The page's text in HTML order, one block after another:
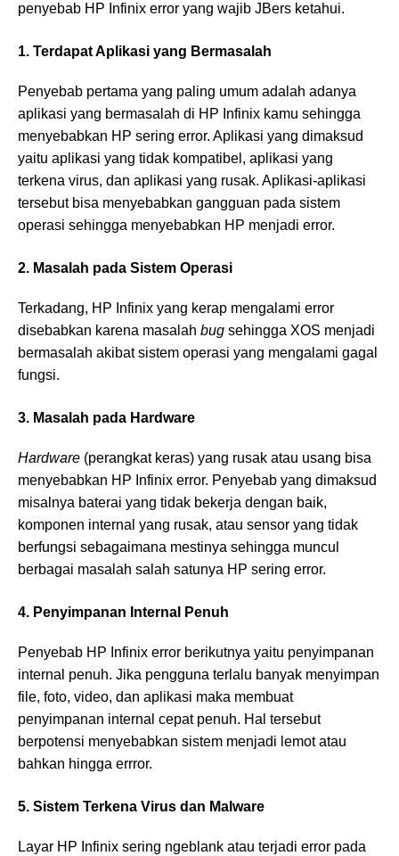
penyebab HP Infinix error yang wajib JBers ketahui.
1. Terdapat Aplikasi yang Bermasalah
Penyebab pertama yang paling umum adalah adanya
aplikasi yang bermasalah di HP Infinix kamu sehingga
menyebabkan HP sering error. Aplikasi yang dimaksud
yaitu aplikasi yang tidak kompatibel, aplikasi yang
terkena virus, dan aplikasi yang rusak. Aplikasi-aplikasi
tersebut bisa menyebabkan gangguan pada sistem
operasi sehingga menyebabkan HP menjadi error.
2. Masalah pada Sistem Operasi
Terkadang, HP Infinix yang kerap mengalami error
disebabkan karena masalah bug sehingga XOS menjadi
bermasalah akibat sistem operasi yang mengalami gagal
fungsi.
3. Masalah pada Hardware
Hardware (perangkat keras) yang rusak atau usang bisa
menyebabkan HP Infinix error. Penyebab yang dimaksud
misalnya baterai yang tidak bekerja dengan baik,
komponen internal yang rusak, atau sensor yang tidak
berfungsi sebagaimana mestinya sehingga muncul
berbagai masalah salah satunya HP sering error.
4. Penyimpanan Internal Penuh
Penyebab HP Infinix error berikutnya yaitu penyimpanan
internal penuh. Jika pengguna terlalu banyak menyimpan
file, foto, video, dan aplikasi maka membuat
penyimpanan internal cepat penuh. Hal tersebut
berpotensi menyebabkan sistem menjadi lemot atau
bahkan hingga errror.
5. Sistem Terkena Virus dan Malware
Layar HP Infinix sering ngeblank atau terjadi error pada